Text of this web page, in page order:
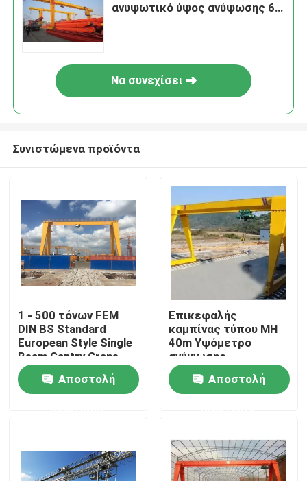
Αρχική Σελίδα
Σχετικά με εμάς
ανυψωτικό ύψος ανύψωσης 6m
Να συνεχίσει
Συνιστώμενα προϊόντα
1 - 500 τόνων FEM
DIN BS Standard
European Style Single
Beam Gantry Crane
(Κατάρτιση με
μονοκάρπανο)
Αποστολή
Επικεφαλής
καμπίνας τύπου MH
40m Υψόμετρο
ανύψωσης
Αποστολή